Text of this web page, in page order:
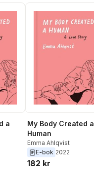
a
My Body Created a
Human
Emma Ahlqvist
E-bok 2022
182 kr